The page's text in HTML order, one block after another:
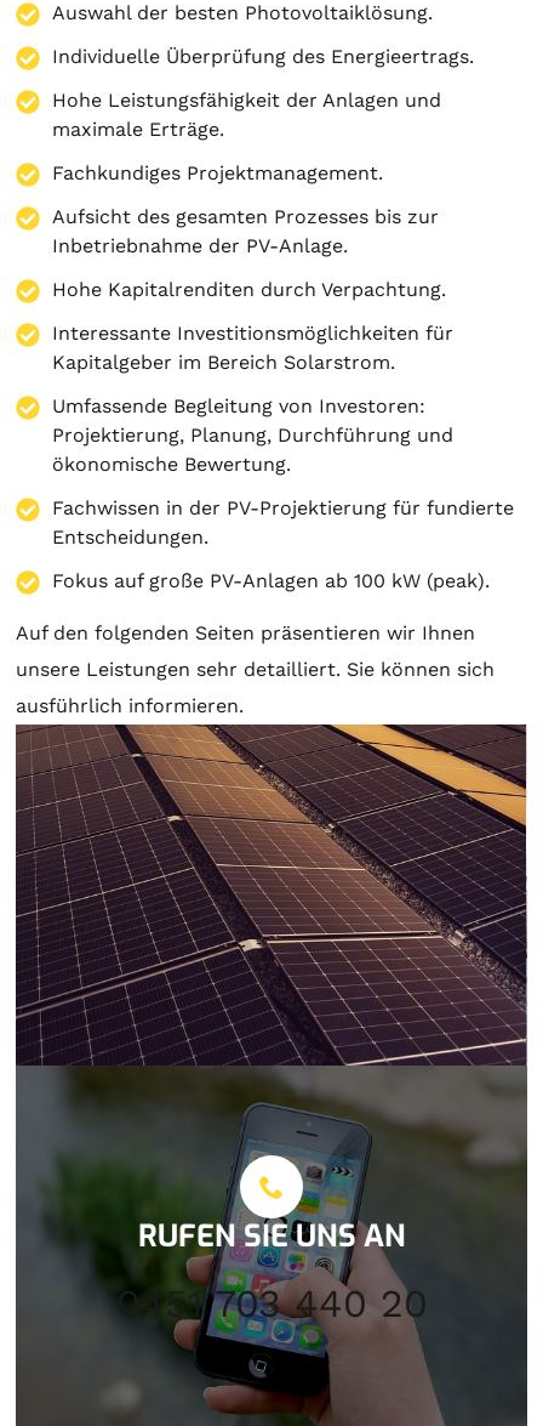
Auswahl der besten Photovoltaiklösung.
Individuelle Überprüfung des Energieertrags.
Hohe Leistungsfähigkeit der Anlagen und
maximale Erträge.
Fachkundiges Projektmanagement.
Aufsicht des gesamten Prozesses bis zur
Inbetriebnahme der PV-Anlage.
Hohe Kapitalrenditen durch Verpachtung.
Interessante Investitionsmöglichkeiten für
Kapitalgeber im Bereich Solarstrom.
Umfassende Begleitung von Investoren:
Projektierung, Planung, Durchführung und
ökonomische Bewertung.
Fachwissen in der PV-Projektierung für fundierte
Entscheidungen.
Fokus auf große PV-Anlagen ab 100 kW (peak).
Auf den folgenden Seiten präsentieren wir Ihnen
unsere Leistungen sehr detailliert. Sie können sich
ausführlich informieren.
RUFEN SIE UNS AN
0451 703 440 20